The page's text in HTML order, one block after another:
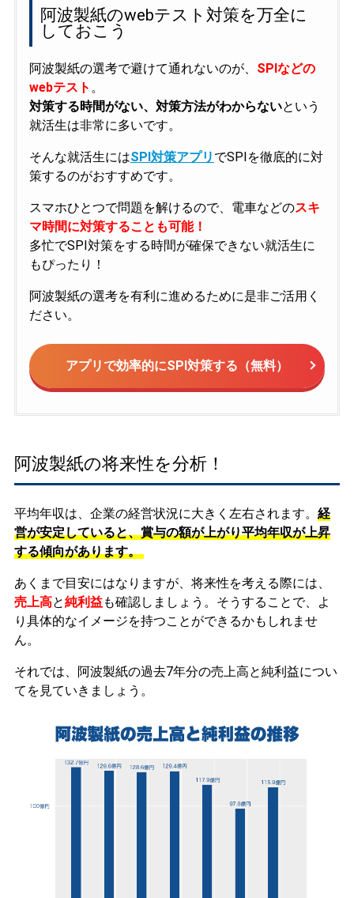
阿波製紙のwebテスト対策を万全に
しておこう
阿波製紙の選考で避けて通れないのが、 SPIなどの
webテスト 。
対策する時間がない、対策方法がわからないという
就活生は非常に多いです。
そんな就活生にはSPI対策アプリ でSPIを徹底的に対
策するのがおすすめです。
スマホひとつで問題を解けるので、電車などのスキ
マ時間に対策することも可能！
多忙でSPI対策をする時間が確保できない就活生に
もぴったり！
阿波製紙の選考を有利に進めるために是非ご活用く
ださい。
アプリで効率的にSPI対策する（無料）
阿波製紙の将来性を分析！
平均年収は、企業の経営状況に大きく左右されます。 経
営が安定していると、賞与の額が上がり平均年収が上昇
する傾向があります。
あくまで目安にはなりますが、将来性を考える際には、
売上高と純利益も確認しましょう。そうすることで、よ
り具体的なイメージを持つことができるかもしれませ
ん。
それでは、阿波製紙の過去7年分の売上高と純利益につい
てを見ていきましょう。